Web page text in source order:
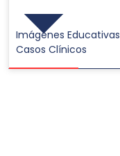
Imágenes Educativas
Casos Clínicos